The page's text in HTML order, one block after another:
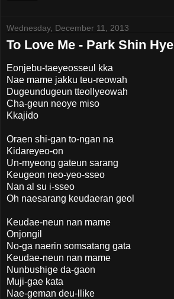
Wednesday, December 11, 2013
To Love Me - Park Shin Hye
Eonjebu-taeyeosseul kka
Nae mame jakku teu-reowah
Dugeundugeun tteollyeowah
Cha-geun neoye miso
Kkajido
Oraen shi-gan to-ngan na
Kidareyeo-on
Un-myeong gateun sarang
Keugeon neo-yeo-sseo
Nan al su i-sseo
Oh naesarang keudaeran geol
Keudae-neun nan mame
Onjongil
No-ga naerin somsatang gata
Keudae-neun nan mame
Nunbushige da-gaon
Muji-gae kata
Nae-geman deu-llike